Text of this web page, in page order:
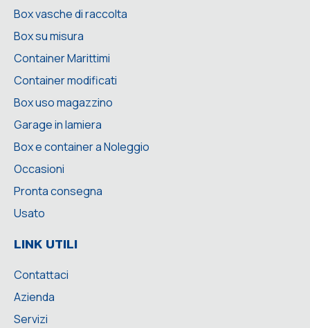
Box vasche di raccolta
Box su misura
Container Marittimi
Container modificati
Box uso magazzino
Garage in lamiera
Box e container a Noleggio
Occasioni
Pronta consegna
Usato
LINK UTILI
Contattaci
Azienda
Servizi